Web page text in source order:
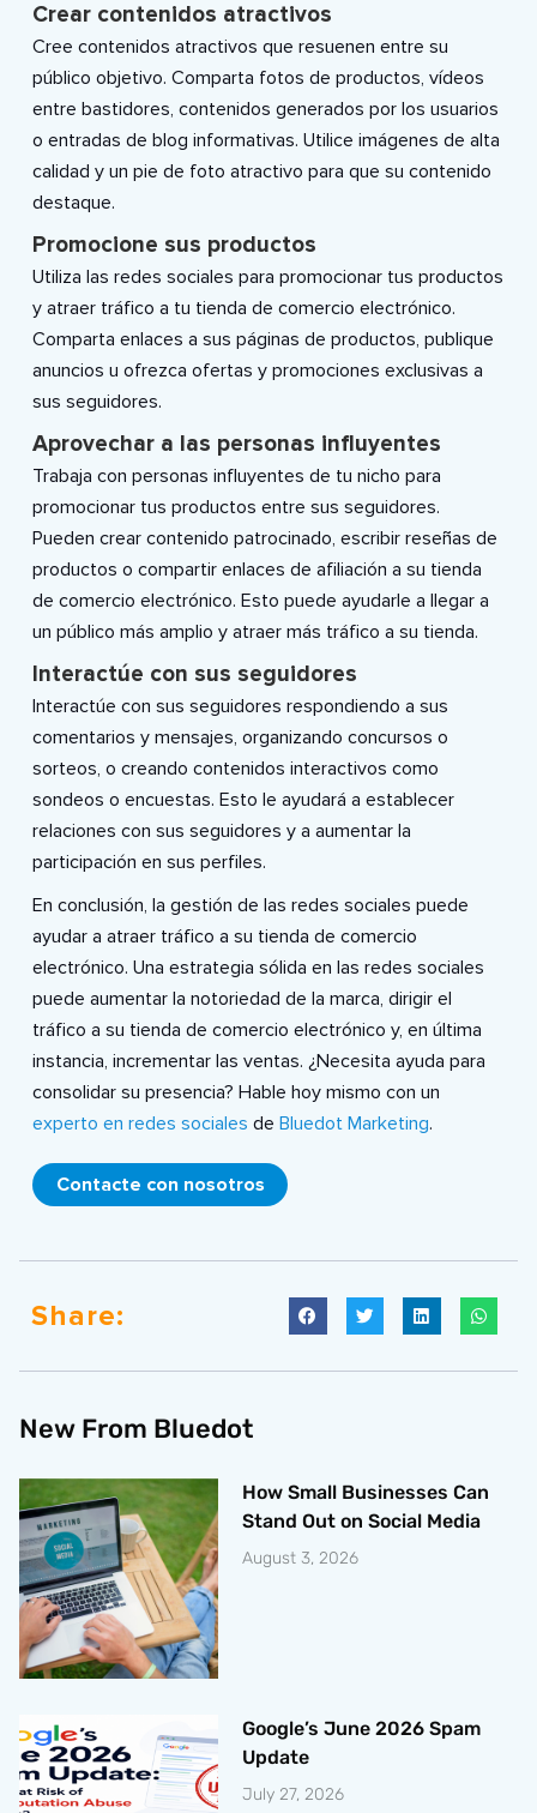
Crear contenidos atractivos
Cree contenidos atractivos que resuenen entre su
público objetivo. Comparta fotos de productos, vídeos
entre bastidores, contenidos generados por los usuarios
o entradas de blog informativas. Utilice imágenes de alta
calidad y un pie de foto atractivo para que su contenido
destaque.
Promocione sus productos
Utiliza las redes sociales para promocionar tus productos
y atraer tráfico a tu tienda de comercio electrónico.
Comparta enlaces a sus páginas de productos, publique
anuncios u ofrezca ofertas y promociones exclusivas a
sus seguidores.
Aprovechar a las personas influyentes
Trabaja con personas influyentes de tu nicho para
promocionar tus productos entre sus seguidores.
Pueden crear contenido patrocinado, escribir reseñas de
productos o compartir enlaces de afiliación a su tienda
de comercio electrónico. Esto puede ayudarle a llegar a
un público más amplio y atraer más tráfico a su tienda.
Interactúe con sus seguidores
Interactúe con sus seguidores respondiendo a sus
comentarios y mensajes, organizando concursos o
sorteos, o creando contenidos interactivos como
sondeos o encuestas. Esto le ayudará a establecer
relaciones con sus seguidores y a aumentar la
participación en sus perfiles.
En conclusión, la gestión de las redes sociales puede
ayudar a atraer tráfico a su tienda de comercio
electrónico. Una estrategia sólida en las redes sociales
puede aumentar la notoriedad de la marca, dirigir el
tráfico a su tienda de comercio electrónico y, en última
instancia, incrementar las ventas. ¿Necesita ayuda para
consolidar su presencia? Hable hoy mismo con un
experto en redes sociales de Bluedot Marketing.
Contacte con nosotros
Share:
New From Bluedot
How Small Businesses Can
Stand Out on Social Media
August 3, 2026
Google’s June 2026 Spam
Update
July 27, 2026